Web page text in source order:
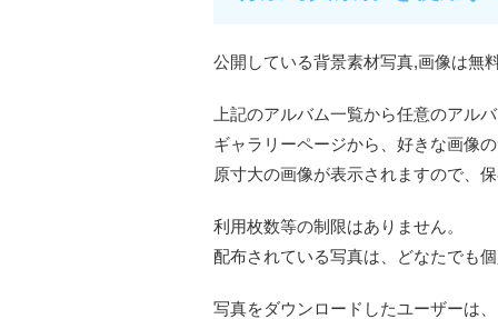
公開している背景素材写真,画像は無
上記のアルバム一覧から任意のアル
ギャラリーページから、好きな画像
原寸大の画像が表示されますので、
利用枚数等の制限はありません。
配布されている写真は、どなたでも
写真をダウンロードしたユーザーは、